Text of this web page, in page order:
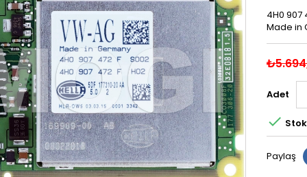
4H0 907
Made in
Adet

Paylaş